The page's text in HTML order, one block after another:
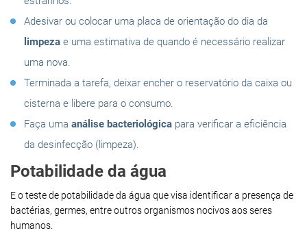
Adesivar ou colocar uma placa de orientação do dia da
limpeza e uma estimativa de quando é necessário realizar
uma nova.
Terminada a tarefa, deixar encher o reservatório da caixa ou
cisterna e libere para o consumo.
Faça uma análise bacteriológica para verificar a eficiência
da desinfecção (limpeza).
Potabilidade da água
E o teste de potabilidade da água que visa identificar a presença de
bactérias, germes, entre outros organismos nocivos aos seres
humanos.